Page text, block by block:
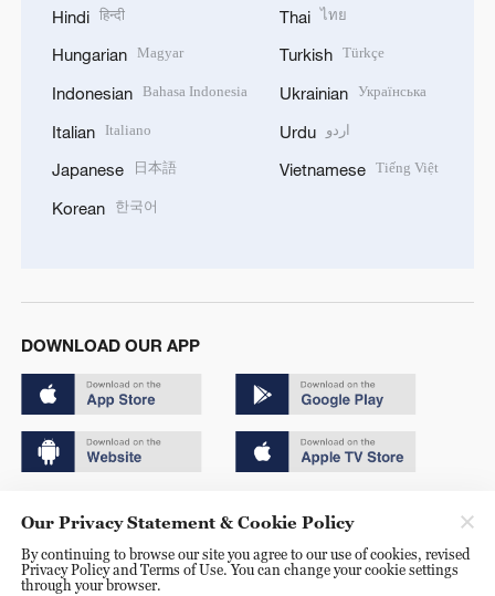
Hindi हिन्दी
Hungarian Magyar
Indonesian Bahasa Indonesia
Italian Italiano
Japanese 日本語
Korean 한국어
Thai ไทย
Turkish Türkçe
Ukrainian Українська
Urdu اردو
Vietnamese Tiếng Việt
DOWNLOAD OUR APP
京ICP备20000184号
京公网安备 11010502050052号
Our Privacy Statement & Cookie Policy
By continuing to browse our site you agree to our use of cookies, revised
Privacy Policy and Terms of Use. You can change your cookie settings
through your browser.